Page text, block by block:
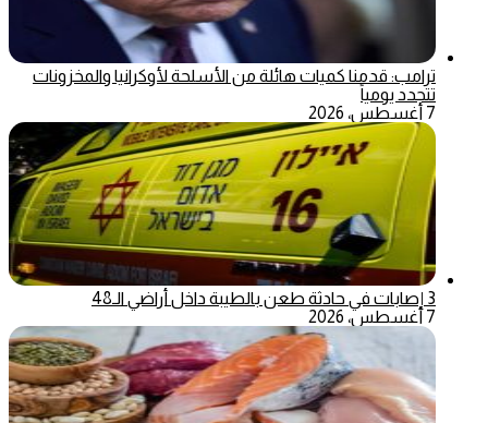
ترامب: قدمنا كميات هائلة من الأسلحة لأوكرانيا والمخزونات
تتجدد يومياً
7 أغسطس، 2026
3 إصابات في حادثة طعن بالطيبة داخل أراضي الـ48
7 أغسطس، 2026